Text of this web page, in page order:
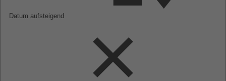
Datum aufsteigend